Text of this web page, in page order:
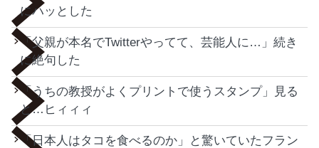
にハッとした
「父親が本名でTwitterやってて、芸能人に…」続き
に絶句した
「うちの教授がよくプリントで使うスタンプ」見る
と…ヒィィィ
「日本人はタコを食べるのか」と驚いていたフラン